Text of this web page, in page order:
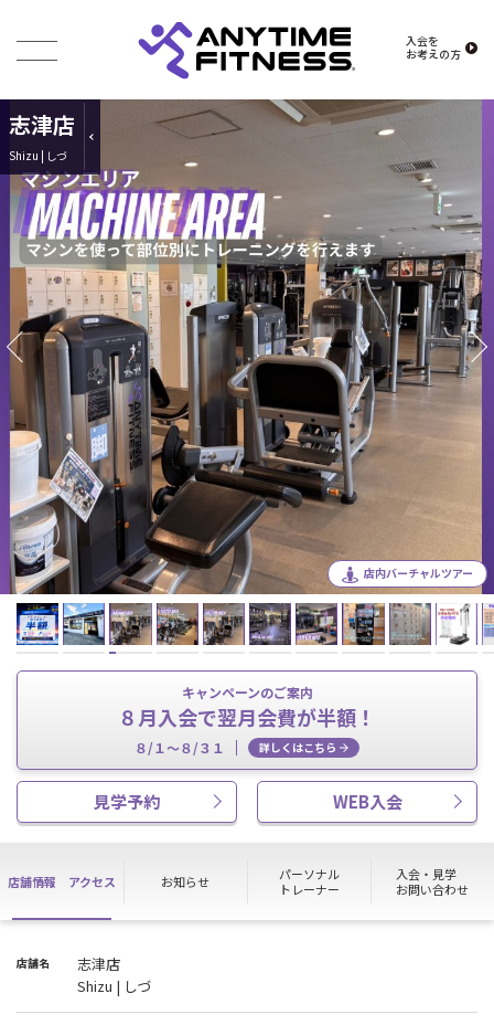
入会を
お考えの方
志津店
Shizu | しづ
店内バーチャルツアー
キャンペーンのご案内
８月入会で翌月会費が半額！
８/１～８/３１ 詳しくはこちら
見学予約 WEB入会
店舗情報 アクセス お知らせ
パーソナル
トレーナー
入会・見学
お問い合わせ
店舗名
志津店
Shizu | しづ